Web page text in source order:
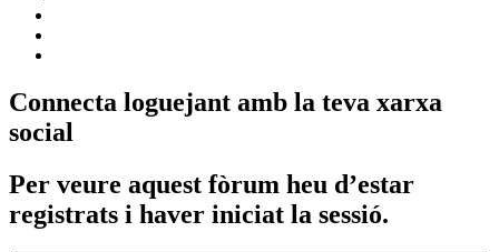
Connecta loguejant amb la teva xarxa
social
Per veure aquest fòrum heu d’estar
registrats i haver iniciat la sessió.